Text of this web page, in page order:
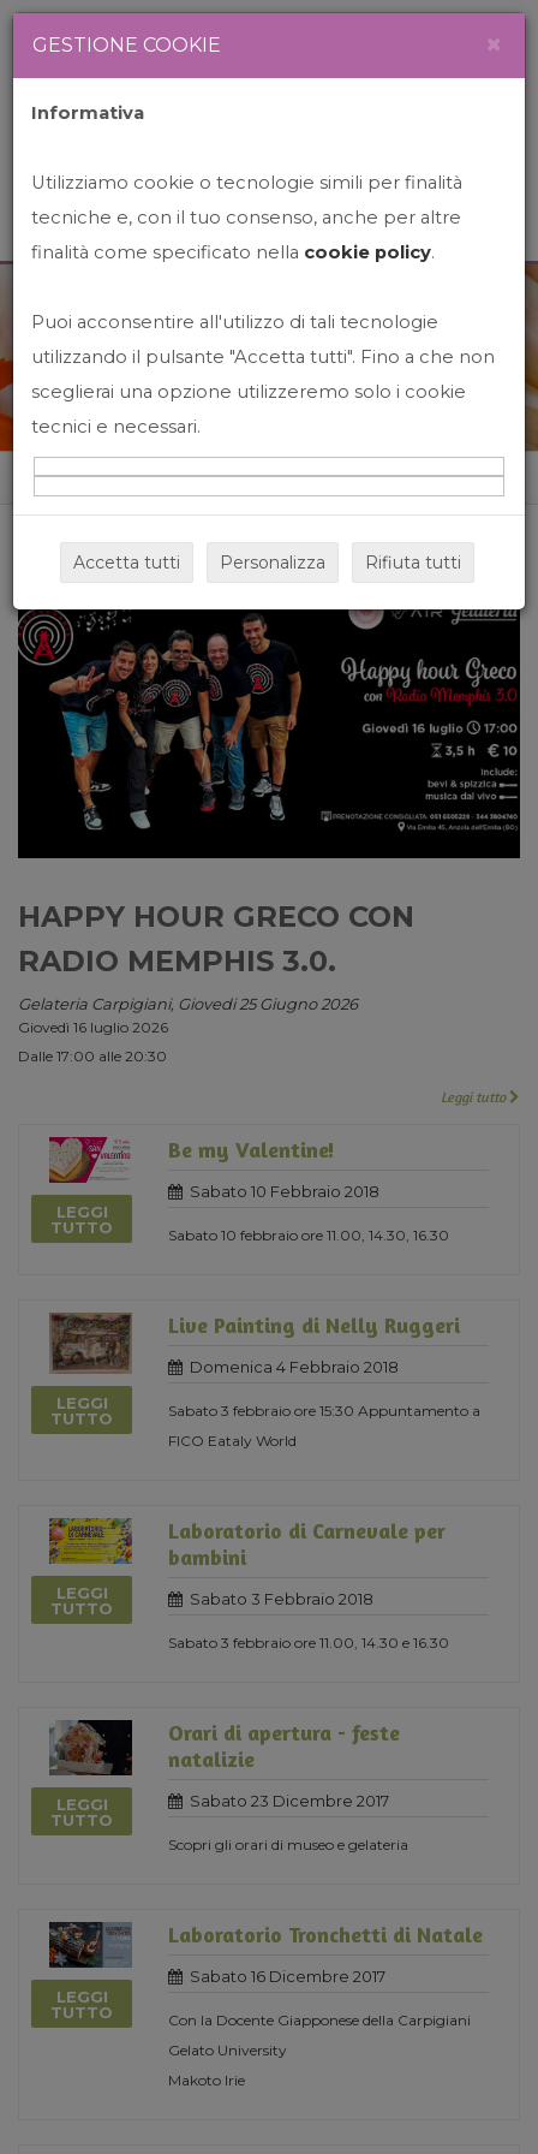
News&Events
Home News&events
HAPPY HOUR GRECO CON
RADIO MEMPHIS 3.0.
Gelateria Carpigiani, Giovedi 25 Giugno 2026
Giovedì 16 luglio 2026
Dalle 17:00 alle 20:30
Leggi tutto
LEGGI
TUTTO
Be my Valentine!
Sabato 10 Febbraio 2018
Sabato 10 febbraio ore 11.00, 14.30, 16.30
LEGGI
TUTTO
Live Painting di Nelly Ruggeri
Domenica 4 Febbraio 2018
Sabato 3 febbraio ore 15:30 Appuntamento a
FICO Eataly World
LEGGI
TUTTO
Laboratorio di Carnevale per
bambini
Sabato 3 Febbraio 2018
Sabato 3 febbraio ore 11.00, 14.30 e 16.30
LEGGI
TUTTO
Orari di apertura - feste
natalizie
Sabato 23 Dicembre 2017
Scopri gli orari di museo e gelateria
LEGGI
TUTTO
Laboratorio Tronchetti di Natale
Sabato 16 Dicembre 2017
Con la Docente Giapponese della Carpigiani
Gelato University
Makoto Irie
GESTIONE COOKIE ×
Informativa
Utilizziamo cookie o tecnologie simili per finalità
tecniche e, con il tuo consenso, anche per altre
finalità come specificato nella cookie policy.
Puoi acconsentire all'utilizzo di tali tecnologie
utilizzando il pulsante "Accetta tutti". Fino a che non
sceglierai una opzione utilizzeremo solo i cookie
tecnici e necessari.
Accetta tutti Personalizza Rifiuta tutti